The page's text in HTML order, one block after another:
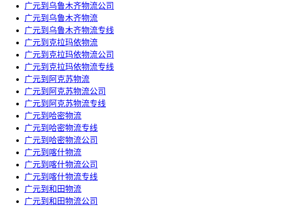
广元到乌鲁木齐物流公司
广元到乌鲁木齐物流
广元到乌鲁木齐物流专线
广元到克拉玛依物流
广元到克拉玛依物流公司
广元到克拉玛依物流专线
广元到阿克苏物流
广元到阿克苏物流公司
广元到阿克苏物流专线
广元到哈密物流
广元到哈密物流专线
广元到哈密物流公司
广元到喀什物流
广元到喀什物流公司
广元到喀什物流专线
广元到和田物流
广元到和田物流公司